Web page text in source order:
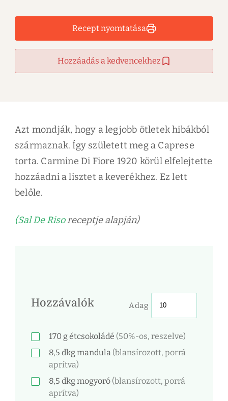
Recept nyomtatása
Hozzáadás a kedvencekhez
Azt mondják, hogy a legjobb ötletek hibákból
származnak. Így született meg a Caprese
torta. Carmine Di Fiore 1920 körül elfelejtette
hozzáadni a lisztet a keverékhez. Ez lett
belőle.
(Sal De Risoreceptje alapján)
Hozzávalók Adag
170 gétcsokoládé (50%-os, reszelve)
8,5 dkgmandula (blansírozott, porrá
aprítva)
8,5 dkgmogyoró (blansírozott, porrá
aprítva)